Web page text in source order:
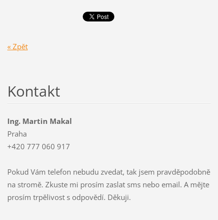
« Zpět
Kontakt
Ing. Martin Makal
Praha
+420 777 060 917
Pokud Vám telefon nebudu zvedat, tak jsem pravděpodobně
na stromě. Zkuste mi prosím zaslat sms nebo email. A mějte
prosím trpělivost s odpovědí. Děkuji.